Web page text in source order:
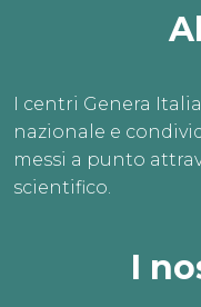
I centri Genera
nazionale e
messi a punto
scientifico.
I